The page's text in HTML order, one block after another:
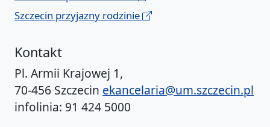
Szczecin przyjazny rodzinie
Kontakt
Pl. Armii Krajowej 1,
70-456 Szczecin ekancelaria@um.szczecin.pl
infolinia: 91 424 5000